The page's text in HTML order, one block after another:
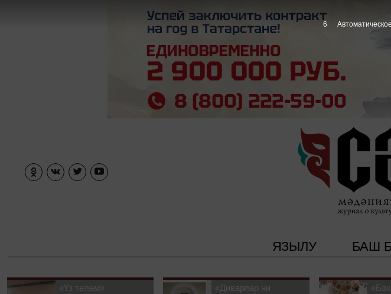
ЯЗЫЛУ БАШ
«Үз телем»
«Диварлар ни
4